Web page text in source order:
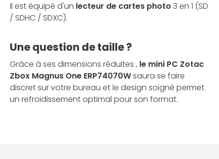
Il est équipé d'un lecteur de cartes photo 3 en 1 (SD
/ SDHC / SDXC).
Une question de taille ?
Grâce à ses dimensions réduites , le mini PC Zotac
Zbox Magnus One ERP74070Wsaura se faire
discret sur votre bureau et le design soigné permet
un refroidissement optimal pour son format.